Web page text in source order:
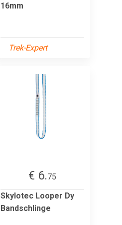
16mm
Trek-Expert
€ 6.75
Skylotec Looper Dy
Bandschlinge